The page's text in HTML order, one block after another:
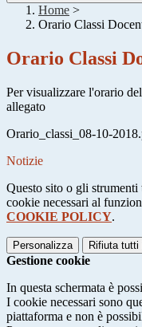
Home >
Orario Classi
Orario Classi
Per visualizzare l'orario
allegato
Orario_classi_08-10-
Notizie
Questo sito o gli
cookie necessari al
COOKIE POLICY.
Personalizza Rifiuta tutti
Gestione cookie
In questa schermata è
I cookie necessari sono
piattaforma e non è